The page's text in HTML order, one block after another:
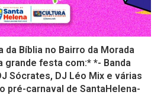
da Bíblia no Bairro da Morada
grande festa com:* *- Banda
Sócrates, DJ Léo Mix e várias
pré-carnaval de SantaHelena-